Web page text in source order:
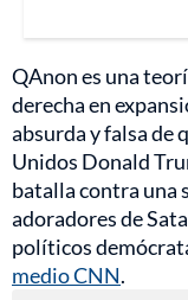
QAnon es una
derecha en
absurda y falsa de
Unidos Donald
batalla contra una
adoradores de
políticos
medio CNN.